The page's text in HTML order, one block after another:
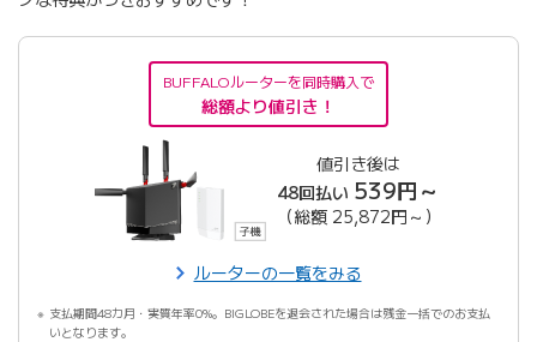
BUFFALOルーターを同時購入で
総額より値引き！
値引き後は
48回払い 539円～
（総額 25,872円～）
ルーターの一覧をみる
支払期間48カ月・実質年率0%。BIGLOBEを退会された場合は残金一括でのお支払
いとなります。